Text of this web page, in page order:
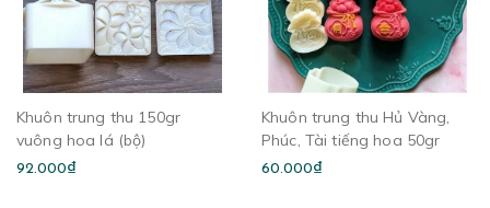
Khuôn trung thu 150gr
vuông hoa lá (bộ)
92.000₫
Khuôn trung thu Hủ Vàng,
Phúc, Tài tiếng hoa 50gr
60.000₫